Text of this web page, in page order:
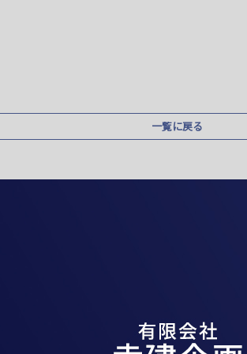
一覧に戻る